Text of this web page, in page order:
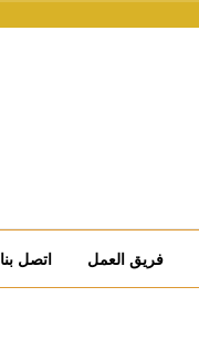
فريق العمل اتصل بنا